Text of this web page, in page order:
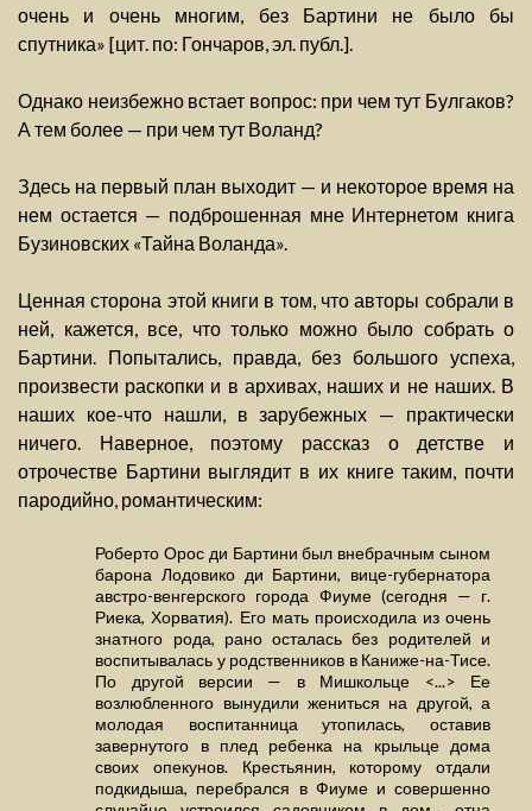
очень и очень многим, без Бартини не было бы
спутника» [цит. по: Гончаров, эл. публ.].
Однако неизбежно встает вопрос: при чем тут Булгаков?
А тем более — при чем тут Воланд?
Здесь на первый план выходит — и некоторое время на
нем остается — подброшенная мне Интернетом книга
Бузиновских «Тайна Воланда».
Ценная сторона этой книги в том, что авторы собрали в
ней, кажется, все, что только можно было собрать о
Бартини. Попытались, правда, без большого успеха,
произвести раскопки и в архивах, наших и не наших. В
наших кое-что нашли, в зарубежных — практически
ничего. Наверное, поэтому рассказ о детстве и
отрочестве Бартини выглядит в их книге таким, почти
пародийно, романтическим:
Роберто Орос ди Бартини был внебрачным сыном
барона Лодовико ди Бартини, вице-губернатора
австро-венгерского города Фиуме (сегодня — г.
Риека, Хорватия). Его мать происходила из очень
знатного рода, рано осталась без родителей и
воспитывалась у родственников в Каниже-на-Тисе.
По другой версии — в Мишкольце <...> Ее
возлюбленного вынудили жениться на другой, а
молодая воспитанница утопилась, оставив
завернутого в плед ребенка на крыльце дома
своих опекунов. Крестьянин, которому отдали
подкидыша, перебрался в Фиуме и совершенно